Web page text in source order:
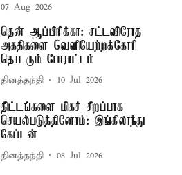
07 Aug 2026
தென் ஆப்பிரிக்கா: சட்டவிரோத
அகதிகளை வெளியேற்றக்கோரி
தொடரும் போராட்டம்
தினத்தந்தி 10 Jul 2026
திட்டங்களை மிகச் சிறப்பாக
செயல்படுத்தினோம்: இங்கிலாந்து
கேப்டன்
தினத்தந்தி 08 Jul 2026